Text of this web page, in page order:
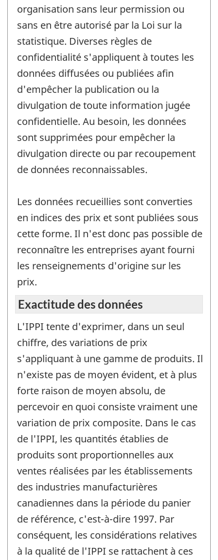
organisation sans leur permission ou
sans en être autorisé par la Loi sur la
statistique. Diverses règles de
confidentialité s'appliquent à toutes les
données diffusées ou publiées afin
d'empêcher la publication ou la
divulgation de toute information jugée
confidentielle. Au besoin, les données
sont supprimées pour empêcher la
divulgation directe ou par recoupement
de données reconnaissables.
Les données recueillies sont converties
en indices des prix et sont publiées sous
cette forme. Il n'est donc pas possible de
reconnaître les entreprises ayant fourni
les renseignements d'origine sur les
prix.
Exactitude des données
L'IPPI tente d'exprimer, dans un seul
chiffre, des variations de prix
s'appliquant à une gamme de produits. Il
n'existe pas de moyen évident, et à plus
forte raison de moyen absolu, de
percevoir en quoi consiste vraiment une
variation de prix composite. Dans le cas
de l'IPPI, les quantités établies de
produits sont proportionnelles aux
ventes réalisées par les établissements
des industries manufacturières
canadiennes dans la période du panier
de référence, c'est-à-dire 1997. Par
conséquent, les considérations relatives
à la qualité de l'IPPI se rattachent à ces